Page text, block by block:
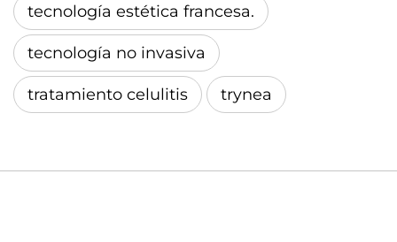
tecnología estética francesa.
tecnología no invasiva
tratamiento celulitis trynea